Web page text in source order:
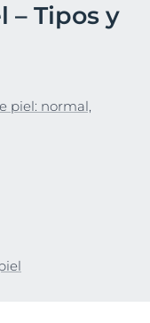
– Tipos y
piel: normal,